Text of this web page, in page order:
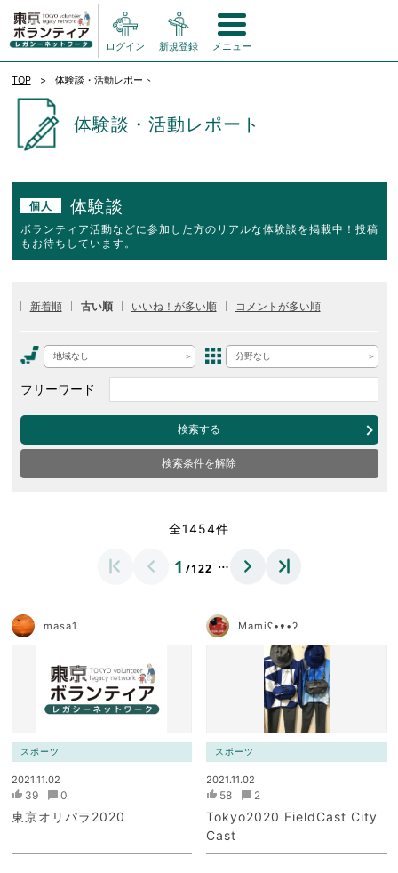
ログイン 新規登録 メニュー
TOP 体験談・活動レポート
体験談・活動レポート
個人 体験談
ボランティア活動などに参加した方のリアルな体験談を掲載中！投稿
もお待ちしています。
新着順 古い順 いいね！が多い順 コメントが多い順
地域なし 分野なし
フリーワード
検索する
検索条件を解除
全1454件
1 /122 …
masa1
スポーツ
2021.11.02
39 0
東京オリパラ2020
Mamiʕ•ᴥ•ʔ
スポーツ
2021.11.02
58 2
Tokyo2020 FieldCast City
Cast